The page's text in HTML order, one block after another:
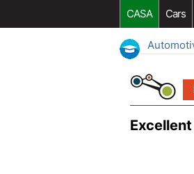
CASA Cars